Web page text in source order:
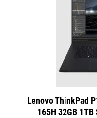
Lenovo ThinkPad
165H 32GB 1TB